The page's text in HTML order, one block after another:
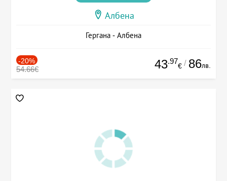
Албена
Гергана - Албена
-20%
54.66€ 43.97
€ / 86лв.